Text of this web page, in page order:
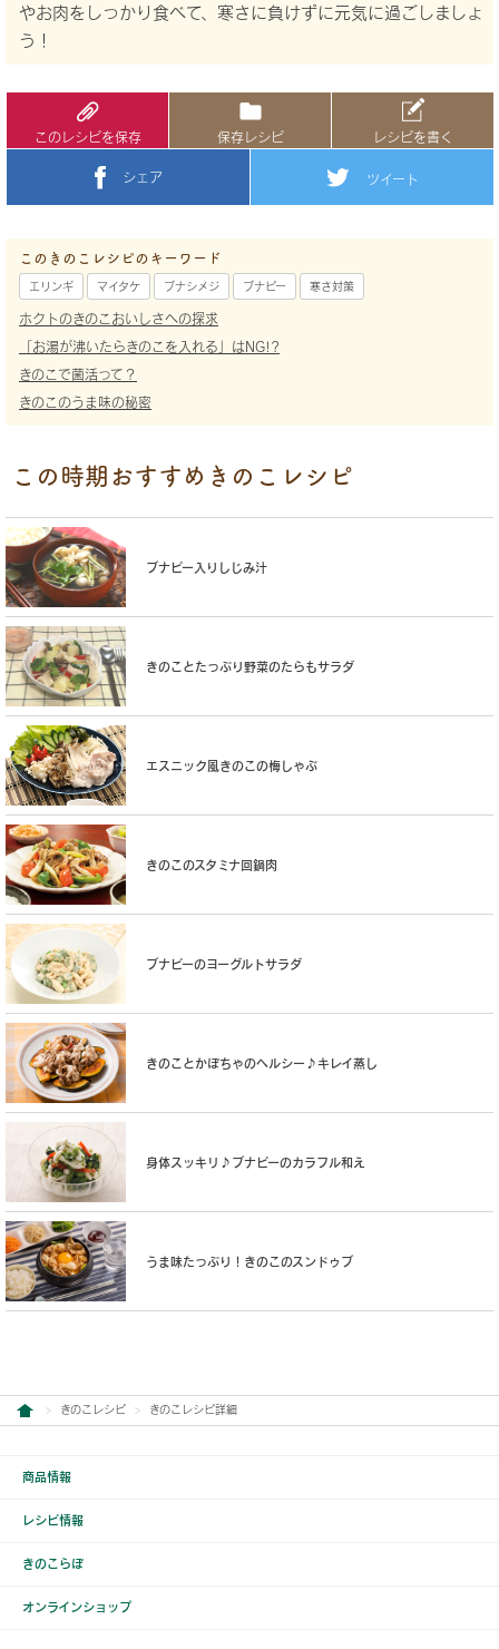
やお肉をしっかり食べて、寒さに負けずに元気に過ごしましょ
う！
このレシピを保存 保存レシピ レシピを書く
シェア ツイート
このきのこレシピのキーワード
エリンギ マイタケ ブナシメジ ブナピー 寒さ対策
ホクトのきのこおいしさへの探求
「お湯が沸いたらきのこを入れる」はNG!?
きのこで菌活って？
きのこのうま味の秘密
この時期おすすめきのこレシピ
ブナピー入りしじみ汁
きのことたっぷり野菜のたらもサラダ
エスニック風きのこの梅しゃぶ
きのこのスタミナ回鍋肉
ブナピーのヨーグルトサラダ
きのことかぼちゃのヘルシー♪キレイ蒸し
身体スッキリ♪ブナピーのカラフル和え
うま味たっぷり！きのこのスンドゥブ
きのこレシピ きのこレシピ詳細
商品情報
レシピ情報
きのこらぼ
オンラインショップ